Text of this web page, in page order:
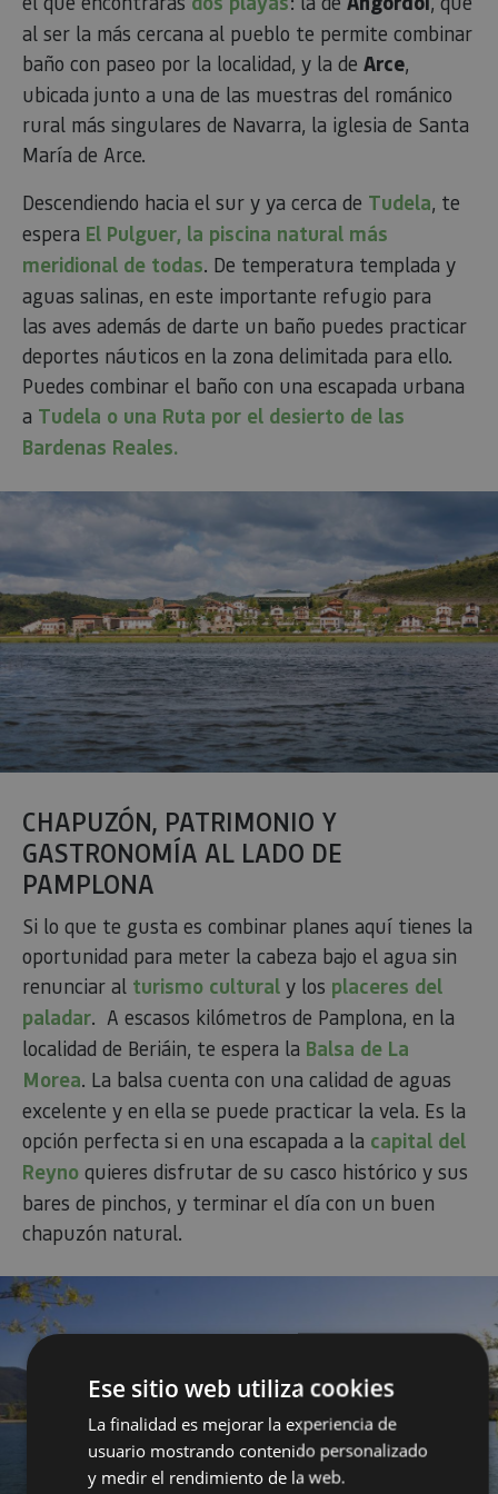
al ser la más cercana al pueblo te permite combinar
baño con paseo por la localidad, y la de Arce,
ubicada junto a una de las muestras del románico
rural más singulares de Navarra, la iglesia de Santa
María de Arce.
Descendiendo hacia el sur y ya cerca de Tudela, te
espera El Pulguer, la piscina natural más
meridional de todas. De temperatura templada y
aguas salinas, en este importante refugio para
las aves además de darte un baño puedes practicar
deportes náuticos en la zona delimitada para ello.
Puedes combinar el baño con una escapada urbana
a Tudela o una Ruta por el desierto de las
Bardenas Reales.
CHAPUZÓN, PATRIMONIO Y
GASTRONOMÍA AL LADO DE
PAMPLONA
Si lo que te gusta es combinar planes aquí tienes la
oportunidad para meter la cabeza bajo el agua sin
renunciar al turismo cultural y los placeres del
paladar. A escasos kilómetros de Pamplona, en la
localidad de Beriáin, te espera la Balsa de La
Morea. La balsa cuenta con una calidad de aguas
excelente y en ella se puede practicar la vela. Es la
opción perfecta si en una escapada a la capital del
Reyno quieres disfrutar de su casco histórico y sus
bares de pinchos, y terminar el día con un buen
chapuzón natural.
Ese sitio web utiliza cookies
La finalidad es mejorar la experiencia de
usuario mostrando contenido personalizado
y medir el rendimiento de la web.